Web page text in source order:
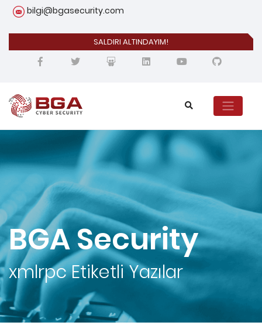
bilgi@bgasecurity.com
SALDIRI ALTINDAYIM!
BGA Security
xmlrpcEtiketli Yazılar